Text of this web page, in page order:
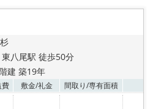
登
東八尾駅 徒歩50分
建 築19年
費 敷金/礼金 間取り/専有面積